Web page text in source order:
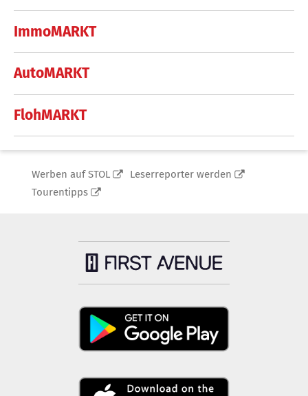
ImmoMARKT
AutoMARKT
FlohMARKT
Werben auf STOL
Leserreporter werden
Tourentipps